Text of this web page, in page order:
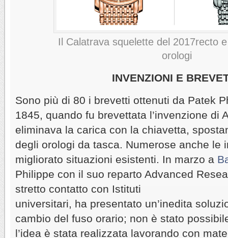
Il Calatrava squelette del 2017recto
orologi
INVENZIONI E
Sono più di 80 i brevetti ottenuti da Patek
1845, quando fu brevettata l’invenzione di
eliminava la carica con la chiavetta,
degli orologi da tasca. Numerose anche le
migliorato situazioni esistenti. In marzo a
Philippe con il suo reparto Advanced
stretto contatto con Istituti
universitari, ha presentato un’inedita
cambio del fuso orario; non è stato
l’idea è stata realizzata lavorando con